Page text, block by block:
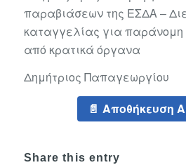
παραβιάσεων της ΕΣΔΑ –
καταγγελίας για
από κρατικά όργανα
Δημήτριος Παπαγεωργίου
Αποθήκευση
Share this entry